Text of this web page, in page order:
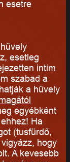
esetre
esetleg
intim
szabad a
a hüvely
egyébként
Ha
(tusfürdő,
hogy
A kevesebb